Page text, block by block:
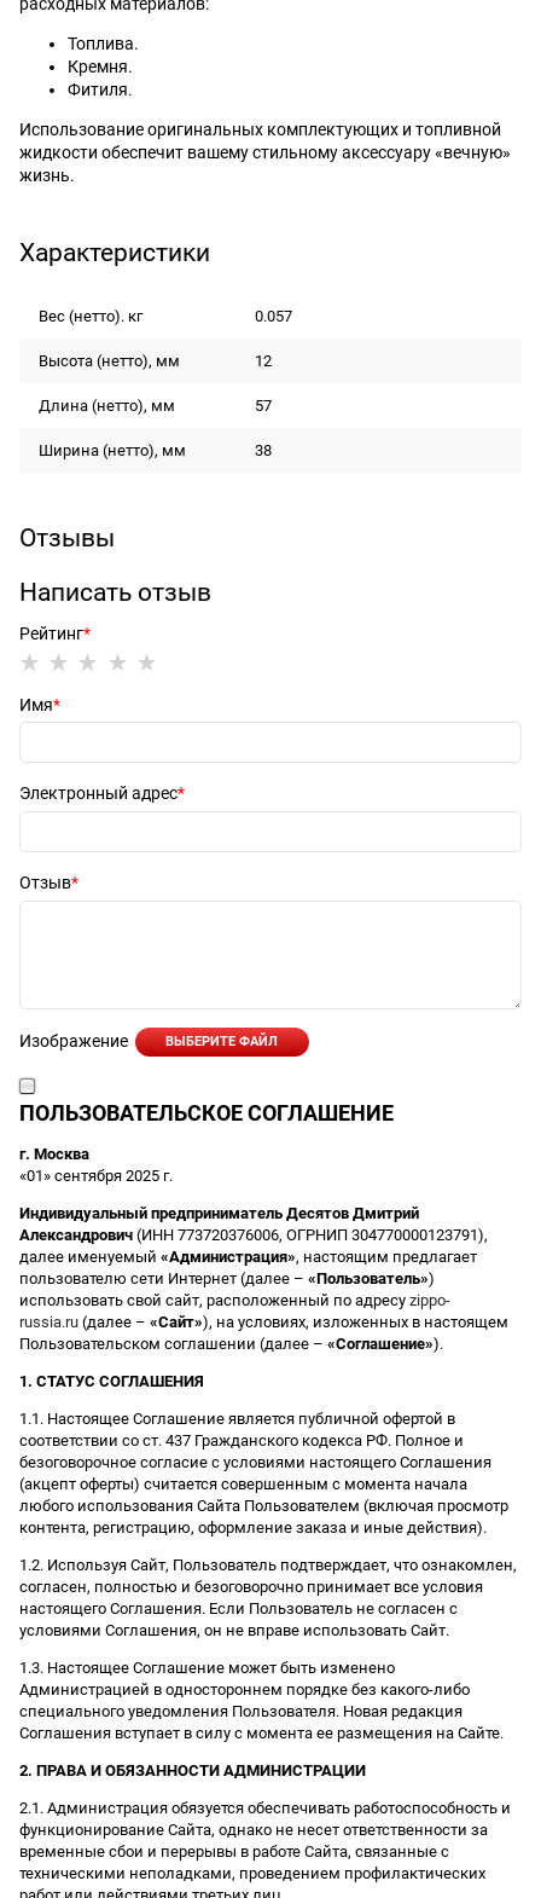
Топлива.
Кремня.
Фитиля.
Использование оригинальных комплектующих и топливной
жидкости обеспечит вашему стильному аксессуару «вечную»
жизнь.
Характеристики
Вес (нетто). кг 0.057
Высота (нетто), мм 12
Длина (нетто), мм 57
Ширина (нетто), мм 38
Отзывы
Написать отзыв
Рейтинг
Имя
Электронный адрес
Отзыв
Изображение ВЫБЕРИТЕ ФАЙЛ
ПОЛЬЗОВАТЕЛЬСКОЕ СОГЛАШЕНИЕ
г. Москва
«01» сентября 2025 г.
Индивидуальный предприниматель Десятов Дмитрий
Александрович (ИНН 773720376006, ОГРНИП 304770000123791),
далее именуемый «Администрация», настоящим предлагает
пользователю сети Интернет (далее – «Пользователь»)
использовать свой сайт, расположенный по адресу zippo-
russia.ru (далее – «Сайт»), на условиях, изложенных в настоящем
Пользовательском соглашении (далее – «Соглашение»).
1. СТАТУС СОГЛАШЕНИЯ
1.1. Настоящее Соглашение является публичной офертой в
соответствии со ст. 437 Гражданского кодекса РФ. Полное и
безоговорочное согласие с условиями настоящего Соглашения
(акцепт оферты) считается совершенным с момента начала
любого использования Сайта Пользователем (включая просмотр
контента, регистрацию, оформление заказа и иные действия).
1.2. Используя Сайт, Пользователь подтверждает, что ознакомлен,
согласен, полностью и безоговорочно принимает все условия
настоящего Соглашения. Если Пользователь не согласен с
условиями Соглашения, он не вправе использовать Сайт.
1.3. Настоящее Соглашение может быть изменено
Администрацией в одностороннем порядке без какого-либо
специального уведомления Пользователя. Новая редакция
Соглашения вступает в силу с момента ее размещения на Сайте.
2. ПРАВА И ОБЯЗАННОСТИ АДМИНИСТРАЦИИ
2.1. Администрация обязуется обеспечивать работоспособность и
функционирование Сайта, однако не несет ответственности за
временные сбои и перерывы в работе Сайта, связанные с
техническими неполадками, проведением профилактических